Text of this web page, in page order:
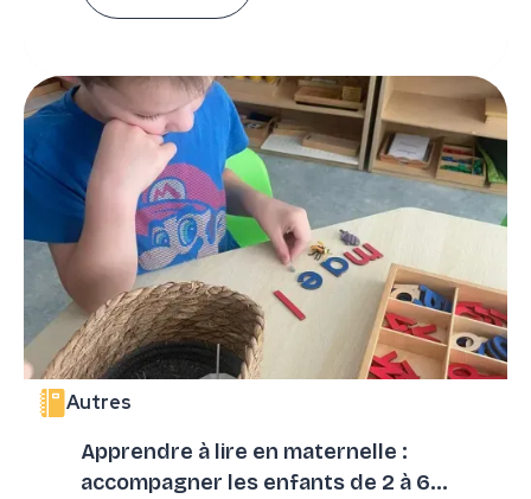
Autres
Apprendre à lire en maternelle :
accompagner les enfants de 2 à 6